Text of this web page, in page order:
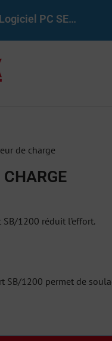
Mise à jour du Logiciel PC SET pour le REINER 1025/970 7.50
de charge
1200 réduit l’effort.
SB/1200 permet de